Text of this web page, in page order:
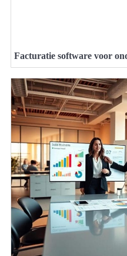
Facturatie software voor